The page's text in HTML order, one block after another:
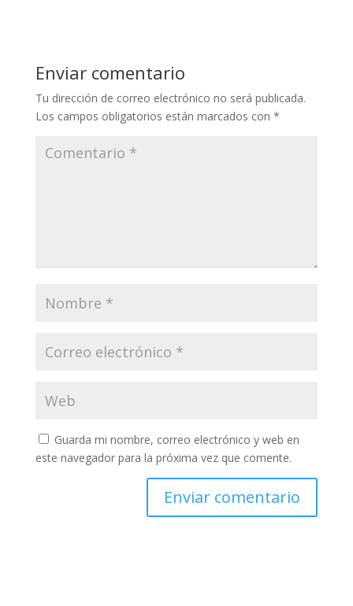
Enviar comentario
Tu dirección de correo electrónico no será publicada.
Los campos obligatorios están marcados con *
Guarda mi nombre, correo electrónico y web en
este navegador para la próxima vez que comente.